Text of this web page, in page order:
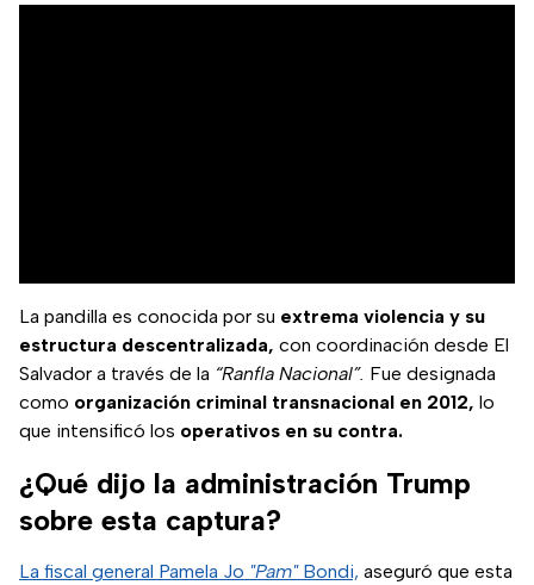
La pandilla es conocida por su extrema violencia y su
estructura descentralizada, con coordinación desde El
Salvador a través de la “Ranfla Nacional”. Fue designada
como organización criminal transnacional en 2012, lo
que intensificó los operativos en su contra.
¿Qué dijo la administración Trump
sobre esta captura?
La fiscal general Pamela Jo "Pam"Bondi, aseguró que esta